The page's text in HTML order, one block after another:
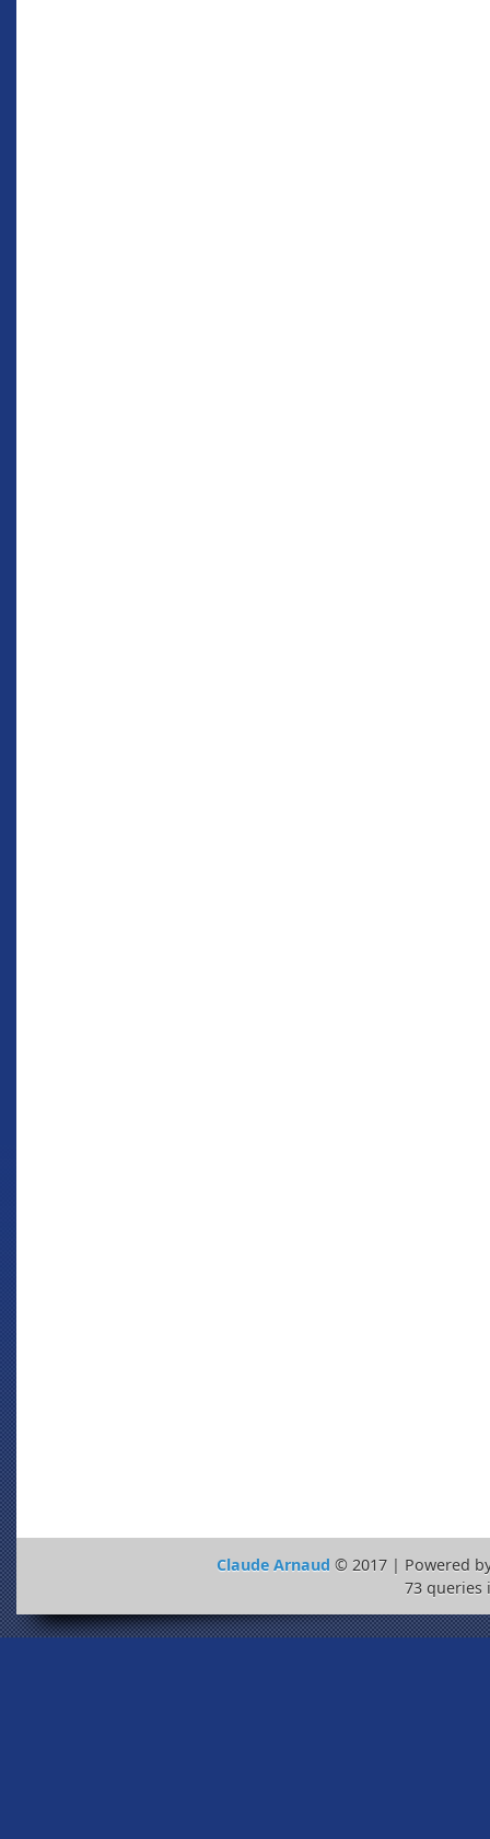
Claude Arnaud © 2017 | Powered
73 queries